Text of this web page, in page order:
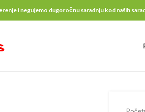
i negujemo dugoročnu saradnju kod naših